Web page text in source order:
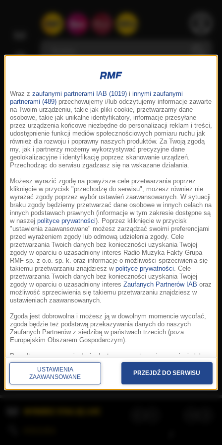
Korzystanie z portalu oznacza akceptację
Prywatność.Aplikacje.© 2026 Radio Muzyka
Fakty Grupa RMF sp. z o.o. sp. k.
Wraz z zaufanymi partnerami IAB (1019) i innymi zaufanymi
partnerami (489) przechowujemy i/lub odczytujemy informacje zawarte
na Twoim urządzeniu, takie jak pliki cookie, przetwarzamy dane
osobowe, takie jak unikalne identyfikatory, informacje przesyłane
przez urządzenia końcowe niezbędne do personalizacji reklam i treści,
udostępnienie funkcji mediów społecznościowych pomiaru ruchu jak
również dla rozwoju i poprawny naszych produktów. Za Twoją zgodą
my, jak i partnerzy możemy wykorzystywać precyzyjne dane
geolokalizacyjne i identyfikację poprzez skanowanie urządzeń.
Przechodząc do serwisu zgadzasz się na wskazane działania.
Możesz wyrazić zgodę na powyższe cele przetwarzania poprzez
kliknięcie w przycisk "przechodzę do serwisu", możesz również nie
wyrażać zgody poprzez wybór ustawień zaawansowanych. W sytuacji
braku zgody będziemy przetwarzać dane osobowe w innych celach na
innych podstawach prawnych (informacje w tym zakresie dostępne są
w naszej polityce prywatności). Poprzez kliknięcie w przycisk
"ustawienia zaawansowane" możesz zarządzać swoimi preferencjami
przed wyrażeniem zgody lub odmową udzielenia zgody. Cele
przetwarzania Twoich danych bez konieczności uzyskania Twojej
zgody w oparciu o uzasadniony interes Radio Muzyka Fakty Grupa
RMF sp. z o.o. sp. k. oraz informacje o możliwości sprzeciwienia się
takiemu przetwarzaniu znajdziesz w polityce prywatności. Cele
przetwarzania Twoich danych bez konieczności uzyskania Twojej
zgody w oparciu o uzasadniony interes Zaufanych Partnerów IAB oraz
możliwość sprzeciwienia się takiemu przetwarzaniu znajdziesz w
ustawieniach zaawansowanych.
Zgoda jest dobrowolna i możesz ją w dowolnym momencie wycofać,
zgoda będzie też podstawą przekazywania danych do naszych
Zaufanych Partnerów z siedzibą w państwach trzecich (poza
Europejskim Obszarem Gospodarczym).
Ponadto masz prawo żądania dostępu, sprostowania, usunięcia lub
ograniczenia przetwarzania danych, a także złożenia skargi do
Prezesa Urzędu Ochrony Danych Osobowych. W polityce prywatności
znajdziesz informacje jak wykonać swoje prawa. Szczegółowe
informacje na temat przetwarzania Twoich danych znajdują się w
USTAWIENIA
ZAAWANSOWANE
PRZEJDŹ DO SERWISU